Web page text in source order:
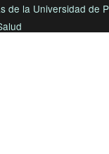
de la Universidad de